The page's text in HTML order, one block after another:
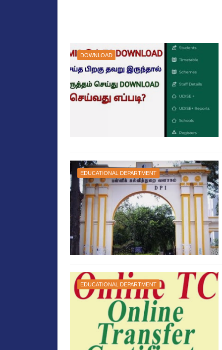
DOWNLOAD
EDUCATIONAL DEPARTMENT
EDUCATIONAL DEPARTMENT